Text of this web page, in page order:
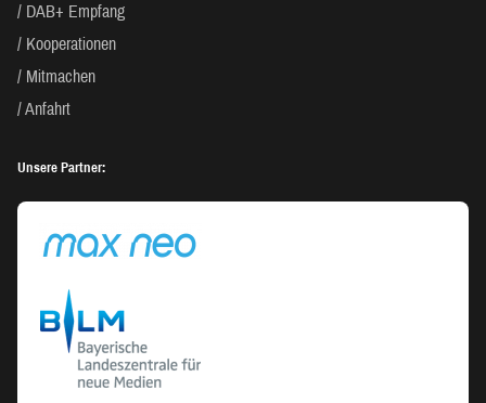
DAB+ Empfang
Kooperationen
Mitmachen
Anfahrt
Unsere Partner: